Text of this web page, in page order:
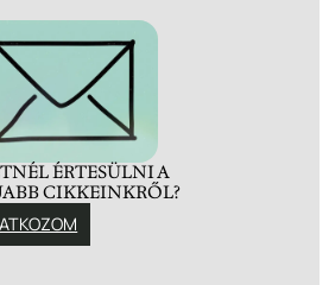
ÉRTESÜLNI A
CIKKEINKRŐL?